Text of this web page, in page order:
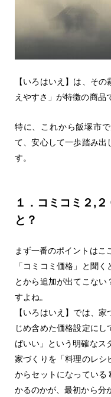
【いろはいえ】は、そ
えやすさ」が特徴の商品
特に、これから飯塚市
て、安心して一歩踏み出
す。
１．コミコミ２,
と？
まず一番のポイントはこ
「コミコミ価格」と聞
とから追加が出てこない
すよね。
【いろはいえ】では、
じめ含めた価格設定に
ばいい」という明確なス
家づくりを「料理のレシ
からセットになっている
かるのかが、最初から分